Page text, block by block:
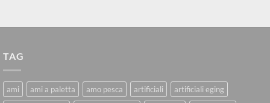
TAG
ami ami a paletta amo pesca artificiali
artificiali eging